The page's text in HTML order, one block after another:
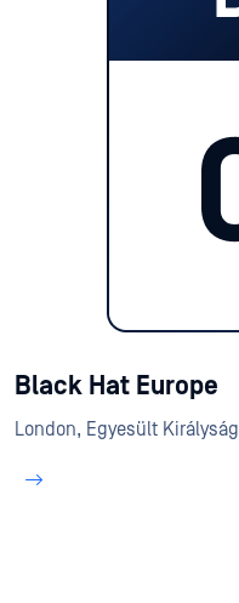
Black Hat Europe
London, Egyesült Királyság